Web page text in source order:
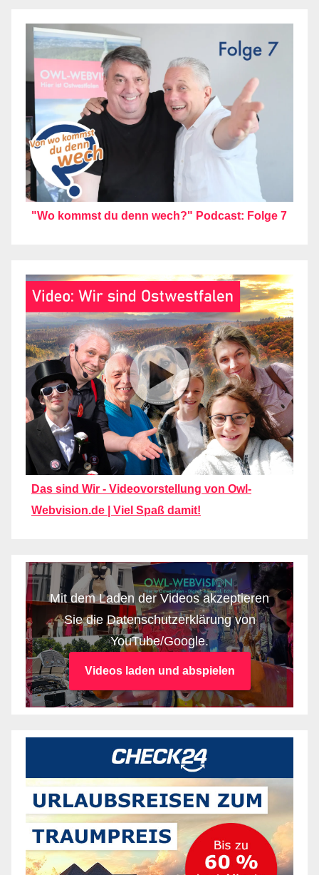
"Wo kommst du denn wech?" Podcast: Folge 7
Das sind Wir - Videovorstellung von Owl-
Webvision.de | Viel Spaß damit!
Mit dem Laden der Videos akzeptieren
Sie die Datenschutzerklärung von
YouTube/Google.
Videos laden und abspielen